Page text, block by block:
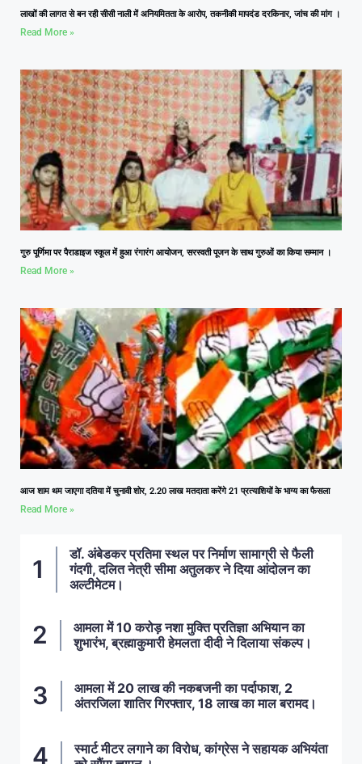
लाखों की लागत से बन रही सीसी नाली में अनियमितता के आरोप, तकनीकी मापदंड दरकिनार, जांच की मांग ।
Read More »
गुरु पूर्णिमा पर पैराडाइज स्कूल में हुआ रंगारंग आयोजन, सरस्वती पूजन के साथ गुरुओं का किया सम्मान ।
Read More »
आज शाम थम जाएगा दतिया में चुनावी शोर, 2.20 लाख मतदाता करेंगे 21 प्रत्याशियों के भाग्य का फैसला
Read More »
डॉ. अंबेडकर प्रतिमा स्थल पर निर्माण सामाग्री से फैली
गंदगी, दलित नेत्री सीमा अतुलकर ने दिया आंदोलन का
अल्टीमेटम।
आमला में 10 करोड़ नशा मुक्ति प्रतिज्ञा अभियान का
शुभारंभ, ब्रह्माकुमारी हेमलता दीदी ने दिलाया संकल्प।
आमला में 20 लाख की नकबजनी का पर्दाफाश, 2
अंतरजिला शातिर गिरफ्तार, 18 लाख का माल बरामद।
स्मार्ट मीटर लगाने का विरोध, कांग्रेस ने सहायक अभियंता